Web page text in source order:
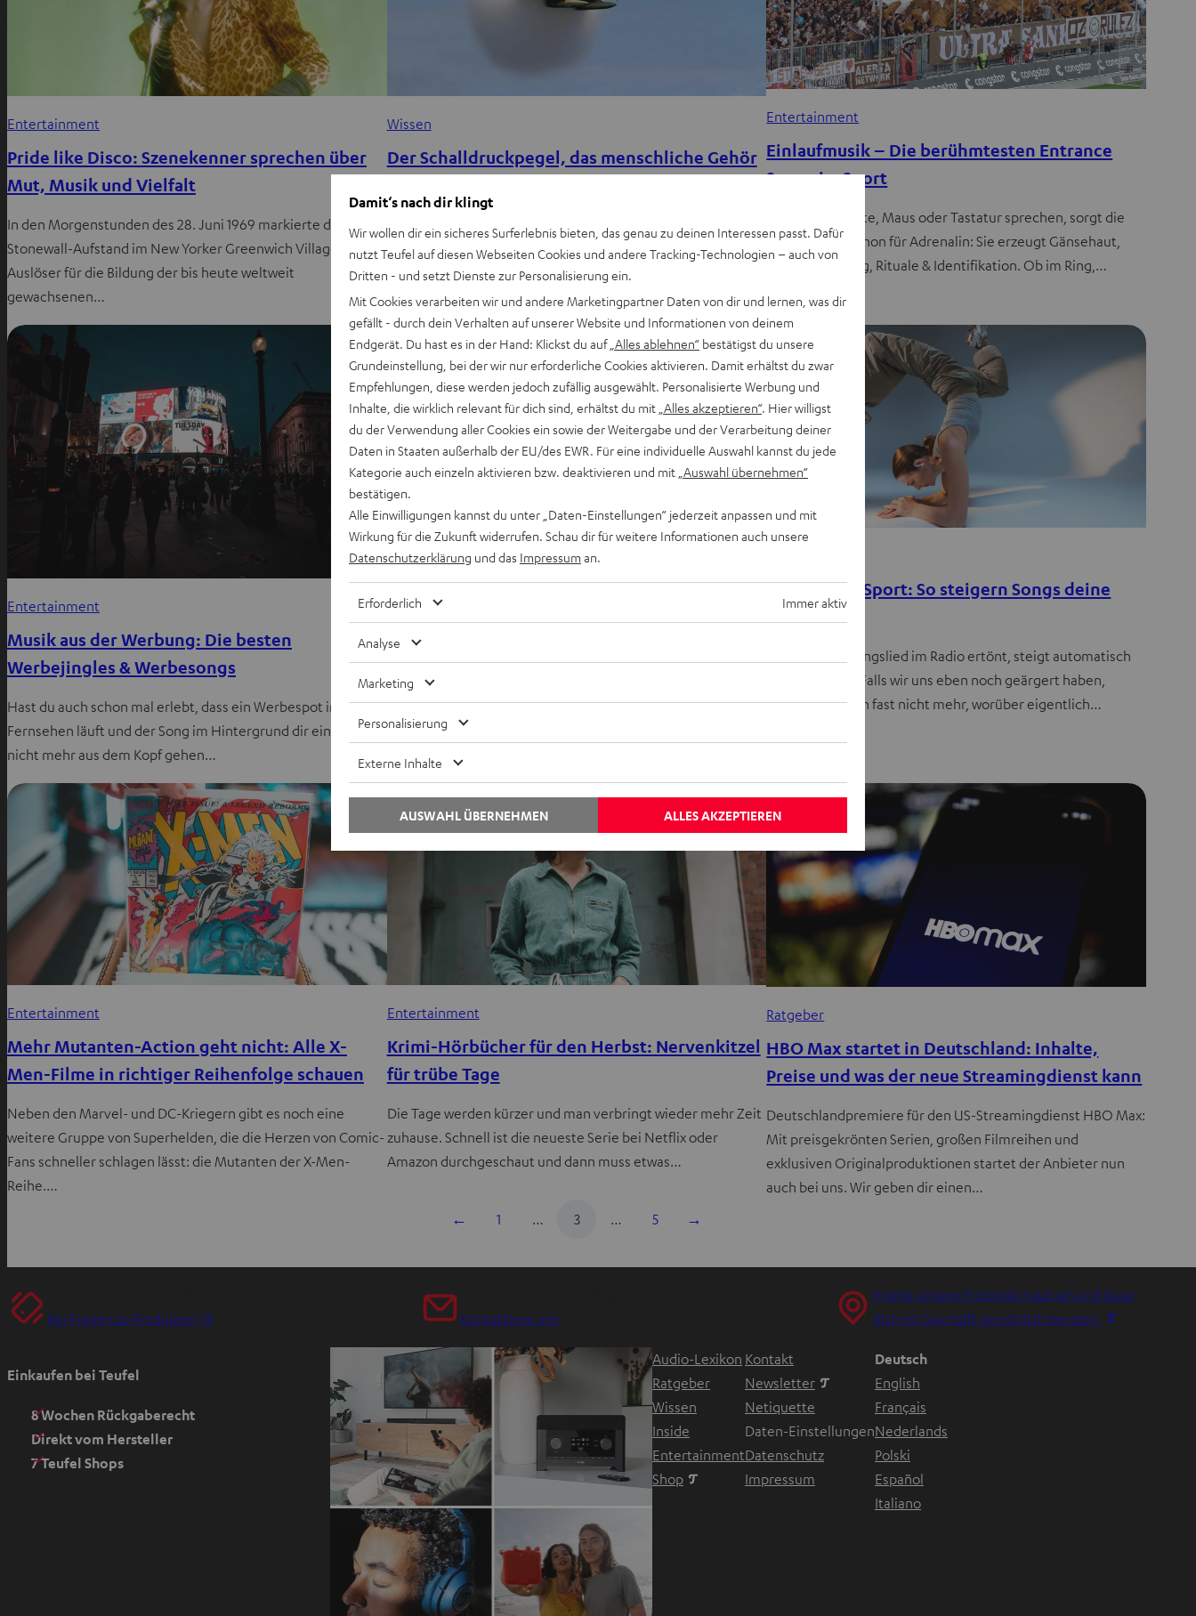
Entertainment
Pride like Disco: Szenekenner sprechen über
Mut, Musik und Vielfalt
In den Morgenstunden des 28. Juni 1969 markierte der
Stonewall-Aufstand im New Yorker Greenwich Village den
Auslöser für die Bildung der bis heute weltweit
gewachsenen…
Wissen
Der Schalldruckpegel, das menschliche Gehör
Ein Überschallflugzeug bringt es auf etwa 150 Dezibel – oder
abgekürzt dB. Für viele ist dies der lauteste vorstellbare
Schall. In einer Disco liegen die…
Entertainment
Einlaufmusik – Die berühmtesten Entrance
Songs im Sport
Bevor Ball, Fäuste, Maus oder Tastatur sprechen, sorgt die
Einlaufmusik schon für Adrenalin: Sie erzeugt Gänsehaut,
spielt auf Timing, Rituale & Identifikation. Ob im Ring,…
Entertainment
Musik aus der Werbung: Die besten
Werbejingles & Werbesongs
Hast du auch schon mal erlebt, dass ein Werbespot im
Fernsehen läuft und der Song im Hintergrund dir einfach
nicht mehr aus dem Kopf gehen…
Inside
Notizen aus Berlin: Mit Technik-Tetris zur
lassen: Die Cinebar Lux ist ein meisterlicher Brückenschlag
zwischen Design und Technologie mit dem Ziel,…
Musik beim Sport: So steigern Songs deine
Wenn das Lieblingslied im Radio ertönt, steigt automatisch
die Stimmung. Falls wir uns eben noch geärgert haben,
wissen wir schon fast nicht mehr, worüber eigentlich…
Entertainment
Mehr Mutanten-Action geht nicht: Alle X-
Men-Filme in richtiger Reihenfolge schauen
Neben den Marvel- und DC-Kriegern gibt es noch eine
weitere Gruppe von Superhelden, die die Herzen von Comic-
Fans schneller schlagen lässt: die Mutanten der X-Men-
Reihe.…
Entertainment
Krimi-Hörbücher für den Herbst: Nervenkitzel
für trübe Tage
Die Tage werden kürzer und man verbringt wieder mehr Zeit
zuhause. Schnell ist die neueste Serie bei Netflix oder
Amazon durchgeschaut und dann muss etwas…
Ratgeber
HBO Max startet in Deutschland: Inhalte,
Preise und was der neue Streamingdienst kann
Deutschlandpremiere für den US-Streamingdienst HBO Max:
Mit preisgekrönten Serien, großen Filmreihen und
exklusiven Originalproduktionen startet der Anbieter nun
auch bei uns. Wir geben dir einen…
←
1 … 3 … 5 →
Bei Fragen zu Produkten
Kontaktiere uns
Erlebe unsere Produkte hautnah und lasse
dich im Geschäft persönlich beraten.
Einkaufen bei Teufel
8 Wochen Rückgaberecht
Direkt vom Hersteller
7 Teufel Shops
Audio-Lexikon
Ratgeber
Wissen
Inside
Entertainment
Shop
Im neuen Tab öffnen
Kontakt
Newsletter
Netiquette
Daten-Einstellungen
Datenschutz
Impressum
Deutsch
English
Français
Nederlands
Polski
Español
Italiano
Damit‘s nach dir klingt
Wir wollen dir ein sicheres Surferlebnis bieten, das genau zu deinen Interessen passt. Dafür
nutzt Teufel auf diesen Webseiten Cookies und andere Tracking-Technologien – auch von
Dritten - und setzt Dienste zur Personalisierung ein.
Mit Cookies verarbeiten wir und andere Marketingpartner Daten von dir und lernen, was dir
gefällt - durch dein Verhalten auf unserer Website und Informationen von deinem
Endgerät. Du hast es in der Hand: Klickst du auf „Alles ablehnen“ bestätigst du unsere
Grundeinstellung, bei der wir nur erforderliche Cookies aktivieren. Damit erhältst du zwar
Empfehlungen, diese werden jedoch zufällig ausgewählt. Personalisierte Werbung und
Inhalte, die wirklich relevant für dich sind, erhältst du mit „Alles akzeptieren“. Hier willigst
du der Verwendung aller Cookies ein sowie der Weitergabe und der Verarbeitung deiner
Daten in Staaten außerhalb der EU/des EWR. Für eine individuelle Auswahl kannst du jede
Kategorie auch einzeln aktivieren bzw. deaktivieren und mit „Auswahl übernehmen“
bestätigen.
Alle Einwilligungen kannst du unter „Daten-Einstellungen“ jederzeit anpassen und mit
Wirkung für die Zukunft widerrufen. Schau dir für weitere Informationen auch unsere
Datenschutzerklärung und das Impressum an.
Erforderlich Immer aktiv
Analyse
Marketing
Personalisierung
Externe Inhalte
ALLES AKZEPTIEREN
AUSWAHL ÜBERNEHMEN